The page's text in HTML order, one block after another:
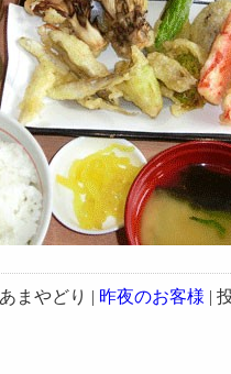
まやどり | 昨夜のお客様 |